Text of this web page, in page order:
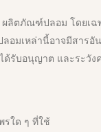
ผลิตภัณฑ์ปลอม โดยเฉ
ลอมเหล่านี้อาจมีสาร
ด้รับอนุญาต และระวั
ใด ๆ ที่ใช้